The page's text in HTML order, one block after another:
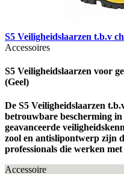
S5 Veiligheidslaarzen t.b.v
Accessoires
S5 Veiligheidslaarzen voor
(Geel)
De S5 Veiligheidslaarzen
betrouwbare bescherming in
geavanceerde
zool en antislipontwerp zijn
professionals die werken
Accessoire